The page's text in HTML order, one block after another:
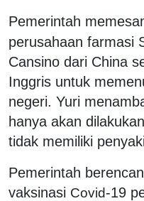
Pemerintah
perusahaan farmasi
Cansino dari China
Inggris untuk
negeri. Yuri
hanya akan
tidak memiliki
Pemerintah
vaksinasi Covid-19